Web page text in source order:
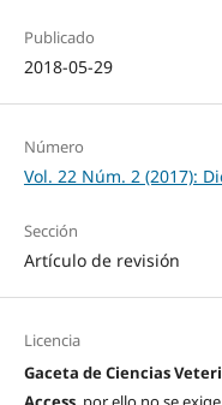
Publicado
2018-05-29
Número
Vol. 22 Núm. 2 (2017):
Sección
Artículo de revisión
Licencia
Gaceta de Ciencias